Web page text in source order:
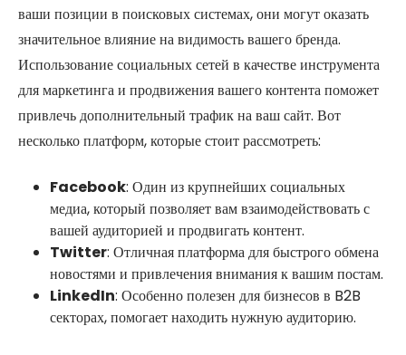
ваши позиции в поисковых системах, они могут оказать
значительное влияние на видимость вашего бренда.
Использование социальных сетей в качестве инструмента
для маркетинга и продвижения вашего контента поможет
привлечь дополнительный трафик на ваш сайт. Вот
несколько платформ, которые стоит рассмотреть:
Facebook: Один из крупнейших социальных
медиа, который позволяет вам взаимодействовать с
вашей аудиторией и продвигать контент.
Twitter: Отличная платформа для быстрого обмена
новостями и привлечения внимания к вашим постам.
LinkedIn: Особенно полезен для бизнесов в B2B
секторах, помогает находить нужную аудиторию.